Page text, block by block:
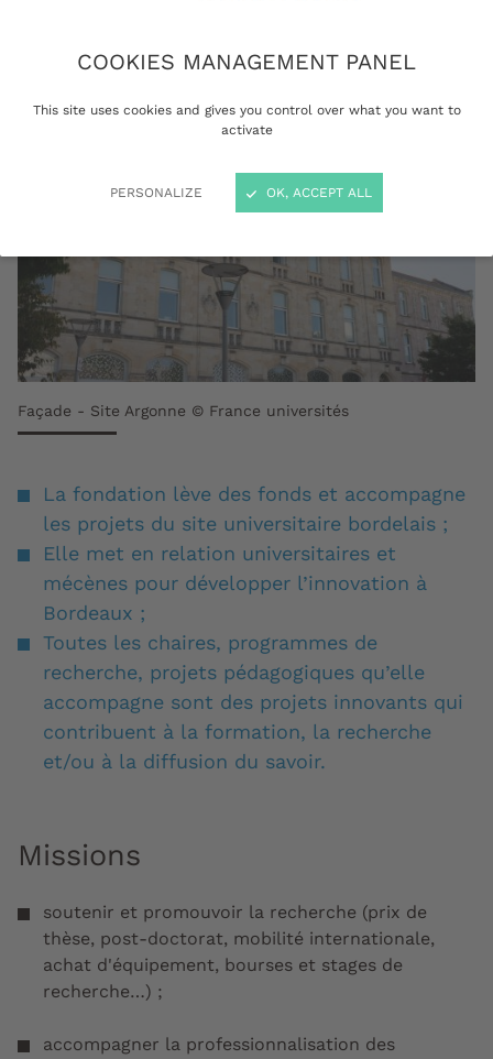
COOKIES MANAGEMENT PANEL
This site uses cookies and gives you control over what you want to
activate
PERSONALIZE OK, ACCEPT ALL
Façade - Site Argonne © France universités
La fondation lève des fonds et accompagne
les projets du site universitaire bordelais ;
Elle met en relation universitaires et
mécènes pour développer l’innovation à
Bordeaux ;
Toutes les chaires, programmes de
recherche, projets pédagogiques qu’elle
accompagne sont des projets innovants qui
contribuent à la formation, la recherche
et/ou à la diffusion du savoir.
Missions
soutenir et promouvoir la recherche (prix de
thèse, post-doctorat, mobilité internationale,
achat d'équipement, bourses et stages de
recherche…) ;
accompagner la professionnalisation des